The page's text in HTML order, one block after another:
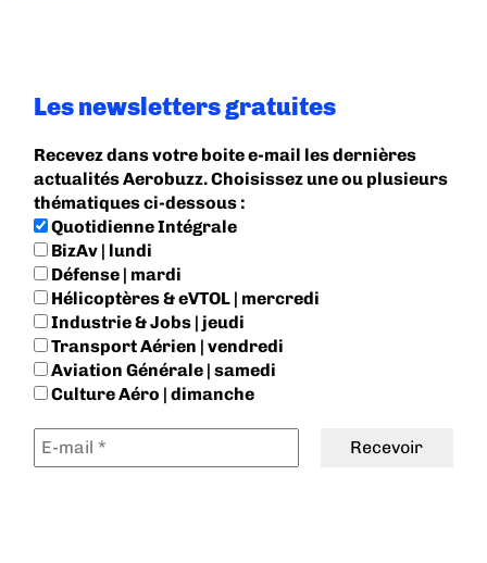
Les newsletters gratuites
Recevez dans votre boite e-mail les dernières
actualités Aerobuzz. Choisissez une ou plusieurs
thématiques ci-dessous :
Quotidienne Intégrale
BizAv | lundi
Défense | mardi
Hélicoptères & eVTOL | mercredi
Industrie & Jobs | jeudi
Transport Aérien | vendredi
Aviation Générale | samedi
Culture Aéro | dimanche